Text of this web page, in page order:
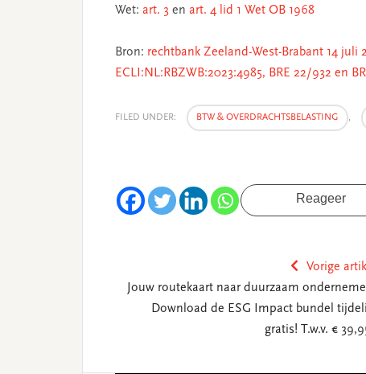
Wet: art. 3 en art. 4 lid 1 Wet OB 1968
Bron: rechtbank Zeeland-West-Brabant 14 juli
ECLI:NL:RBZWB:2023:4985, BRE 22/932 en
FILED UNDER: BTW & OVERDRACHTSBELASTING ,
Reageer
Vorige
Jouw routekaart naar duurzaam
Download de ESG Impact bundel
gratis! T.w.v. €